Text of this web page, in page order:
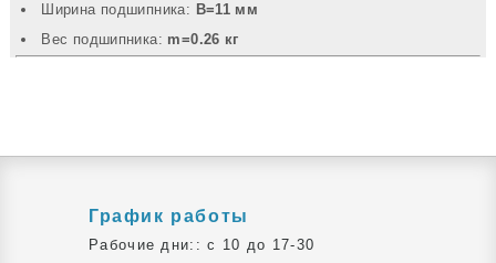
Ширина подшипника: B=11 мм
Вec подшипника: m=0.26 кг
График работы
Рабочие дни:: c 10 до 17-30